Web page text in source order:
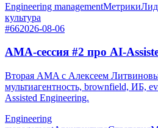
Engineering managementМетрики
культура
#662026-08-06
AMA-сессия #2 про AI-
Вторая AMA с Алексеем
мультиагентность, brownfield, ИБ,
Assisted Engineering.
Engineering